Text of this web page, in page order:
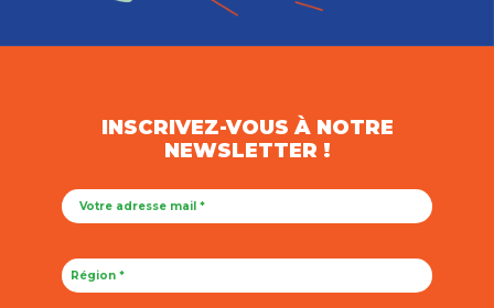
INSCRIVEZ-VOUS À NOTRE
NEWSLETTER !